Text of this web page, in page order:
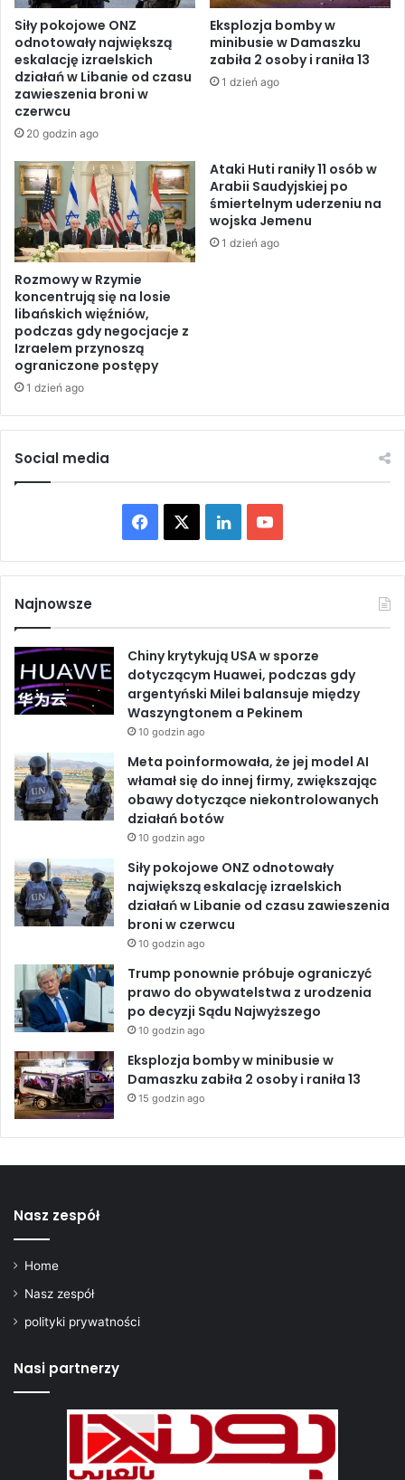
e
j
1
1
i
g
a
n
ó
w
u
t
o
n
ę
ł
o
u
y
r
z
M
a
l
g
u
A
.
Z
u
e
e
n
o
w
e
o
b
l
i
z
s
e
t
i
i
n
k
o
n
f
e
n
c
j
W
D
C
0
2
6
Siły pokojowe ONZ
odnotowały największą
eskalację izraelskich
działań w Libanie od czasu
zawieszenia broni w
czerwcu
20 godzin ago
Eksplozja bomby w
minibusie w Damaszku
zabiła 2 osoby i raniła 13
1 dzień ago
Rozmowy w Rzymie
koncentrują się na losie
libańskich więźniów,
podczas gdy negocjacje z
Izraelem przynoszą
ograniczone postępy
1 dzień ago
Ataki Huti raniły 11 osób w
Arabii Saudyjskiej po
śmiertelnym uderzeniu na
wojska Jemenu
1 dzień ago
Social media
a
e
b
o
o
k
L
i
k
e
d
n
o
T
u
b
Najnowsze
Chiny krytykują USA w sporze
dotyczącym Huawei, podczas gdy
argentyński Milei balansuje między
Waszyngtonem a Pekinem
10 godzin ago
Meta poinformowała, że jej model AI
włamał się do innej firmy, zwiększając
obawy dotyczące niekontrolowanych
działań botów
10 godzin ago
Siły pokojowe ONZ odnotowały
największą eskalację izraelskich
działań w Libanie od czasu zawieszenia
broni w czerwcu
10 godzin ago
Trump ponownie próbuje ograniczyć
prawo do obywatelstwa z urodzenia
po decyzji Sądu Najwyższego
10 godzin ago
Eksplozja bomby w minibusie w
Damaszku zabiła 2 osoby i raniła 13
15 godzin ago
Nasz zespół
Home
Nasz zespół
polityki prywatności
Nasi partnerzy